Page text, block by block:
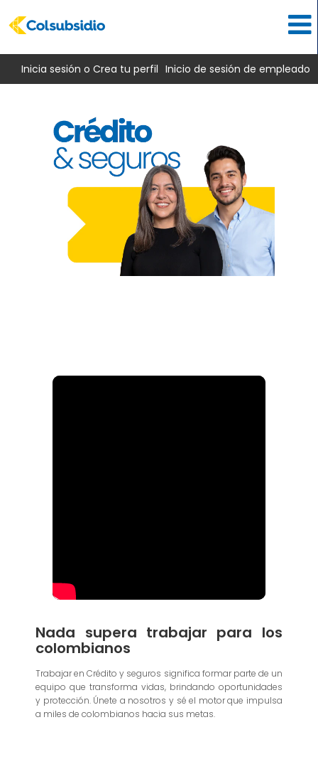
Inicia sesión o Crea tu perfil Inicio de sesión de empleado
Crédito
Nada supera trabajar para los
colombianos
Trabajar en Crédito y seguros significa formar parte de un
equipo que transforma vidas, brindando oportunidades
y protección. Únete a nosotros y sé el motor que impulsa
a miles de colombianos hacia sus metas.